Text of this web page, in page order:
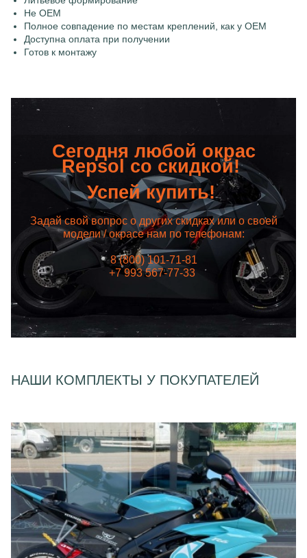
Не OEM
Полное совпадение по местам креплений, как у OEM
Доступна оплата при получении
Готов к монтажу
Сегодня любой окрас
Repsol со скидкой!
Успей купить!
Задай свой вопрос о других скидках или о своей
модели / окрасе нам по телефонам:
8 (800) 101-71-81
+7 993 567-77-33
НАШИ КОМПЛЕКТЫ У ПОКУПАТЕЛЕЙ